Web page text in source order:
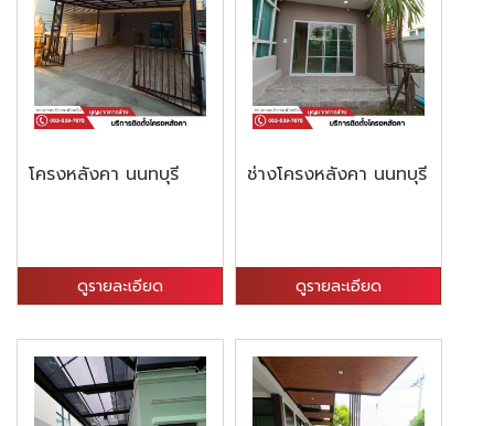
โครงหลังคา นนทบุรี
ดูรายละเอียด
ช่างโครงหลังคา นนทบุรี
ดูรายละเอียด